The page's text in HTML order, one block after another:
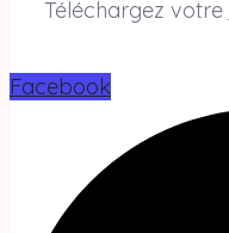
Téléchargez votre
Facebook